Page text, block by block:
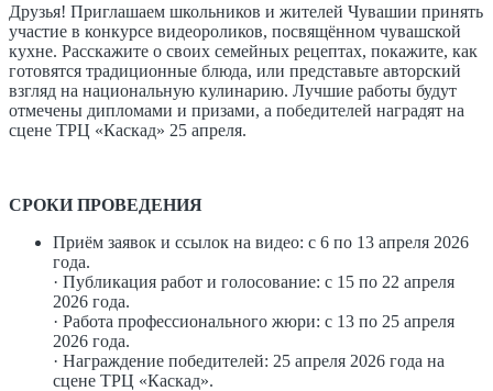
Друзья! Приглашаем школьников и жителей Чувашии принять
участие в конкурсе видеороликов, посвящённом чувашской
кухне. Расскажите о своих семейных рецептах, покажите, как
готовятся традиционные блюда, или представьте авторский
взгляд на национальную кулинарию. Лучшие работы будут
отмечены дипломами и призами, а победителей наградят на
сцене ТРЦ «Каскад» 25 апреля.
СРОКИ ПРОВЕДЕНИЯ
Приём заявок и ссылок на видео: с 6 по 13 апреля 2026
года.
· Публикация работ и голосование: с 15 по 22 апреля
2026 года.
· Работа профессионального жюри: с 13 по 25 апреля
2026 года.
· Награждение победителей: 25 апреля 2026 года на
сцене ТРЦ «Каскад».